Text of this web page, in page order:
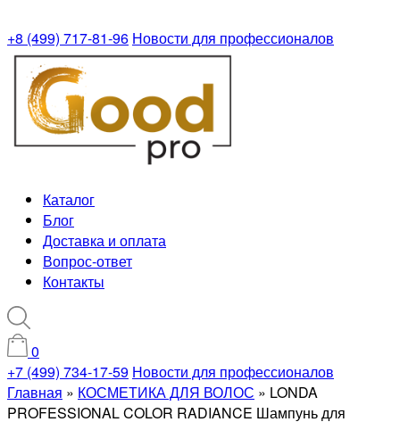
+8 (499) 717-81-96 Новости для профессионалов
Каталог
Блог
Доставка и оплата
Вопрос-ответ
Контакты
0
+7 (499) 734-17-59 Новости для профессионалов
Главная » КОСМЕТИКА ДЛЯ ВОЛОС » LONDA
PROFESSIONAL COLOR RADIANCE Шампунь для